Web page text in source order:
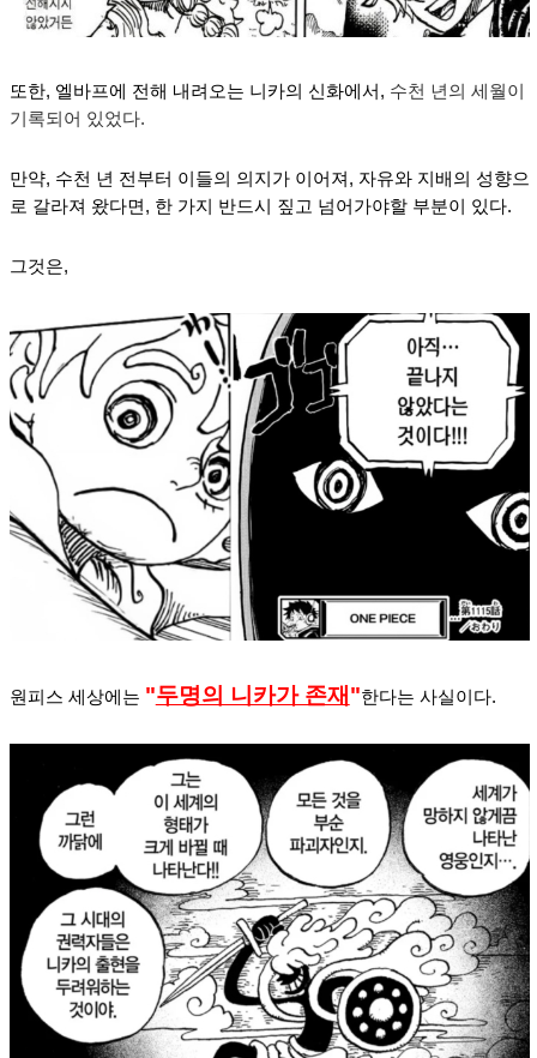
또한, 엘바프에 전해 내려오는 니카의 신화에서, 수천 년의 세월이
기록되어 있었다.
만약, 수천 년 전부터 이들의 의지가 이어져, 자유와 지배의 성향으
로 갈라져 왔다면, 한 가지 반드시 짚고 넘어가야할 부분이 있다.
그것은,
원피스 세상에는 "두명의 니카가 존재 "한다는 사실이다.